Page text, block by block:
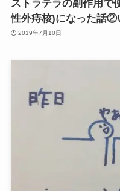
ストラテラの副作用で
性外痔核)になった話②
2019年7月10日